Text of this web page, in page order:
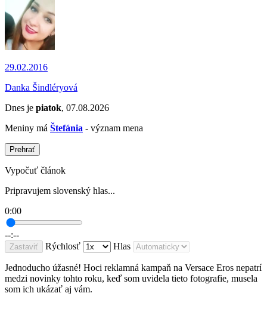
29.02.2016
Danka Šindléryová
Dnes je piatok, 07.08.2026
Meniny má Štefánia - význam mena
Prehrať
Vypočuť článok
Pripravujem slovenský hlas...
0:00
--:--
Zastaviť Rýchlosť Hlas
Jednoducho úžasné! Hoci reklamná kampaň na Versace Eros nepatrí
medzi novinky tohto roku, keď som uvidela tieto fotografie, musela
som ich ukázať aj vám.